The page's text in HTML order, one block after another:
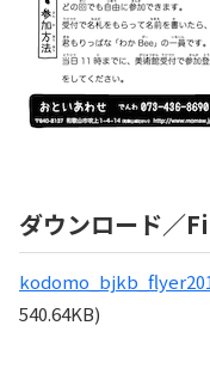
ダウンロード／
540.64KB)